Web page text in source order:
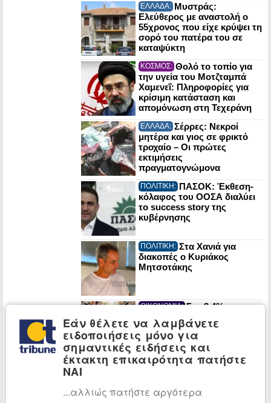
ΕΛΛΑΔΑ: Μυστράς:
Ελεύθερος με αναστολή ο
55χρονος που είχε κρύψει τη
σορό του πατέρα του σε
καταψύκτη
ΚΟΣΜΟΣ: Θολό το τοπίο για
την υγεία του Μοτζταμπά
Χαμενεΐ: Πληροφορίες για
κρίσιμη κατάσταση και
απομόνωση στη Τεχεράνη
ΕΛΛΑΔΑ: Σέρρες: Νεκροί
μητέρα και γιος σε φρικτό
τροχαίο – Οι πρώτες
εκτιμήσεις
πραγματογνώμονα
ΠΟΛΙΤΙΚΗ: ΠΑΣΟΚ: Έκθεση-
κόλαφος του ΟΟΣΑ διαλύει
το success story της
κυβέρνησης
ΠΟΛΙΤΙΚΗ: Στα Χανιά για
διακοπές ο Κυριάκος
Μητσοτάκης
ΟΙΚΟΝΟΜΙΑ: Στο 3,4% ο
πληθωρισμός τον Ιούλιο: Σε
στέγαση, μεταφορές και
εστίαση οι μεγαλύτερες
αυξήσεις
ΠΟΛΙΤΙΚΗ:
Ένας χρόνος από
Σε κλίμα συγκίνησης το
μνημόσυνο
Εάν θέλετε να λαμβάνετε
ειδοποιήσεις μόνο για
σημαντικές ειδήσεις και
έκτακτη επικαιρότητα πατήστε
ΝΑΙ
...αλλιώς πατήστε αργότερα